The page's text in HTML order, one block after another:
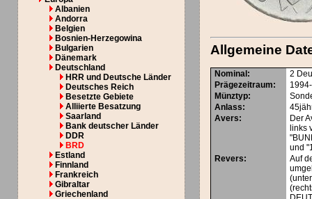
Albanien
Andorra
Belgien
Bosnien-Herzegowina
Bulgarien
Dänemark
Deutschland
HRR und Deutsche Länder
Deutsches Reich
Besetzte Gebiete
Alliierte Besatzung
Saarland
Bank deutscher Länder
DDR
BRD
Estland
Finnland
Frankreich
Gibraltar
Griechenland
Allgemeine
Nominal :
2
Prägezeitraum:
Münztyp:
Anlass:
Avers:
Der
links
und
Revers:
Auf